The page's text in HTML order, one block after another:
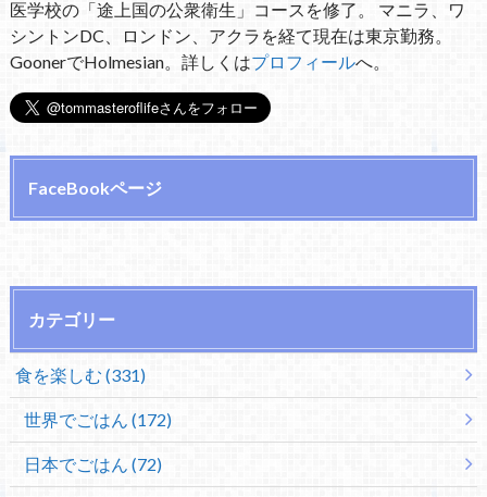
医学校の「途上国の公衆衛生」コースを修了。 マニラ、ワ
シントンDC、ロンドン、アクラを経て現在は東京勤務。
GoonerでHolmesian。詳しくはプロフィールへ。
FaceBookページ
カテゴリー
食を楽しむ (331)
世界でごはん (172)
日本でごはん (72)